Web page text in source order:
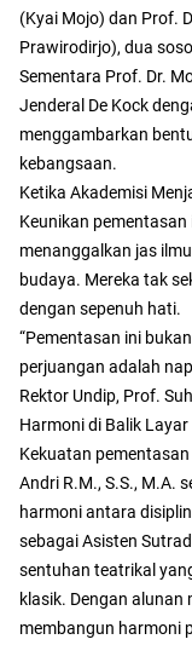
(Kyai Mojo) dan Prof.
Prawirodirjo), dua
Sementara Prof. Dr.
Jenderal De Kock
menggambarkan
kebangsaan.
Ketika Akademisi
Keunikan
menanggalkan jas
budaya. Mereka tak
dengan sepenuh hati.
“Pementasan ini
perjuangan adalah
Rektor Undip, Prof.
Harmoni di Balik Layar
Kekuatan
Andri R.M., S.S., M.A.
harmoni antara
sebagai Asisten
sentuhan teatrikal
klasik. Dengan
membangun harmoni